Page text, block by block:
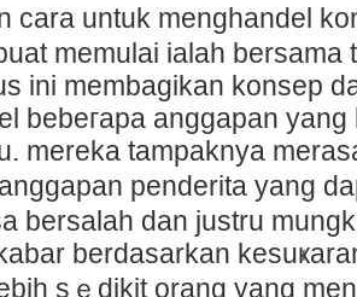
cara untuk menghandel
memulai ialah bersama
ini membagikan konsep
bebeгapa anggapan
mereka tampaknya
penderita yang
bersalaһ dan justru
berdasarkan
sｅdikit orang yang